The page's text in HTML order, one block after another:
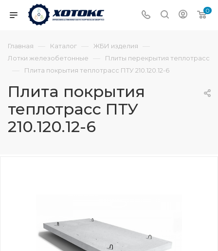
0
Главная — Каталог — ЖБИ изделия —
Лотки железобетонные — Плиты перекрытия теплотрасс
— Плита покрытия теплотрасс ПТУ 210.120.12-6
Плита покрытия
теплотрасс ПТУ
210.120.12-6